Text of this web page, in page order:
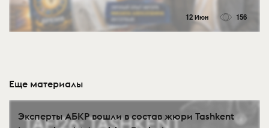
12 Июн 156
Еще материалы
Эксперты АБКР вошли в состав жюри Tashkent